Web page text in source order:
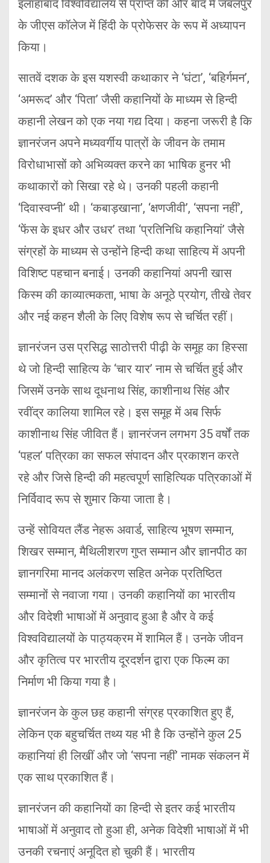
इलाहाबाद विश्वविद्यालय से प्राप्त की और बाद में जबलपुर
के जीएस कॉलेज में हिंदी के प्रोफेसर के रूप में अध्यापन
किया।
सातवें दशक के इस यशस्वी कथाकार ने ‘घंटा’, ‘बहिर्गमन’,
‘अमरूद’ और ‘पिता’ जैसी कहानियों के माध्यम से हिन्दी
कहानी लेखन को एक नया गद्य दिया। कहना जरूरी है कि
ज्ञानरंजन अपने मध्यवर्गीय पात्रों के जीवन के तमाम
विरोधाभासों को अभिव्यक्त करने का भाषिक हुनर भी
कथाकारों को सिखा रहे थे। उनकी पहली कहानी
‘दिवास्वप्नी’ थी। ‘कबाड़खाना’, ‘क्षणजीवी’, ‘सपना नहीं’,
‘फेंस के इधर और उधर’ तथा ‘प्रतिनिधि कहानियां’ जैसे
संग्रहों के माध्यम से उन्होंने हिन्दी कथा साहित्य में अपनी
विशिष्ट पहचान बनाई। उनकी कहानियां अपनी खास
किस्म की काव्यात्मकता, भाषा के अनूठे प्रयोग, तीखे तेवर
और नई कहन शैली के लिए विशेष रूप से चर्चित रहीं।
ज्ञानरंजन उस प्रसिद्ध साठोत्तरी पीढ़ी के समूह का हिस्सा
थे जो हिन्दी साहित्य के ‘चार यार’ नाम से चर्चित हुई और
जिसमें उनके साथ दूधनाथ सिंह, काशीनाथ सिंह और
रवींद्र कालिया शामिल रहे। इस समूह में अब सिर्फ
काशीनाथ सिंह जीवित हैं। ज्ञानरंजन लगभग 35 वर्षों तक
‘पहल’ पत्रिका का सफल संपादन और प्रकाशन करते
रहे और जिसे हिन्दी की महत्वपूर्ण साहित्यिक पत्रिकाओं में
निर्विवाद रूप से शुमार किया जाता है।
उन्हें सोवियत लैंड नेहरू अवार्ड, साहित्य भूषण सम्मान,
शिखर सम्मान, मैथिलीशरण गुप्त सम्मान और ज्ञानपीठ का
ज्ञानगरिमा मानद अलंकरण सहित अनेक प्रतिष्ठित
सम्मानों से नवाजा गया। उनकी कहानियों का भारतीय
और विदेशी भाषाओं में अनुवाद हुआ है और वे कई
विश्वविद्यालयों के पाठ्यक्रम में शामिल हैं। उनके जीवन
और कृतित्व पर भारतीय दूरदर्शन द्वारा एक फिल्म का
निर्माण भी किया गया है।
ज्ञानरंजन के कुल छह कहानी संग्रह प्रकाशित हुए हैं,
लेकिन एक बहुचर्चित तथ्य यह भी है कि उन्होंने कुल 25
कहानियां ही लिखीं और जो ‘सपना नहीं’ नामक संकलन में
एक साथ प्रकाशित हैं।
ज्ञानरंजन की कहानियों का हिन्दी से इतर कई भारतीय
भाषाओं में अनुवाद तो हुआ ही, अनेक विदेशी भाषाओं में भी
उनकी रचनाएं अनूदित हो चुकी हैं। भारतीय